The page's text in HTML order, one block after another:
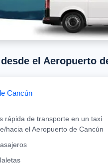
el Aeropuerto
Cancún
rápida de transporte en un taxi
hacia el Aeropuerto de Cancún